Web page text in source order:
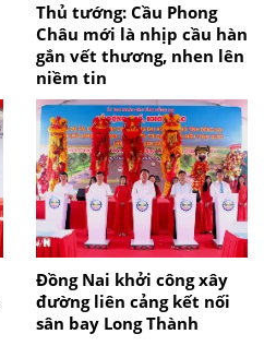
Thủ tướng: Cầu Phong
Châu mới là nhịp cầu hàn
gắn vết thương, nhen lên
niềm tin
Đồng Nai khởi công xây
đường liên cảng kết nối
sân bay Long Thành